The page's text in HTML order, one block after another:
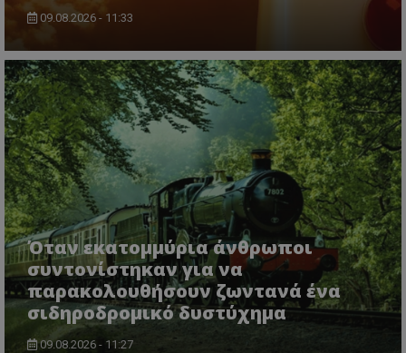
09.08.2026 - 11:33
Όταν εκατομμύρια άνθρωποι
συντονίστηκαν για να
παρακολουθήσουν ζωντανά ένα
σιδηροδρομικό δυστύχημα
09.08.2026 - 11:27